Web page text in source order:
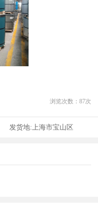
浏览次数： 87次
发货地: 上海市宝山区